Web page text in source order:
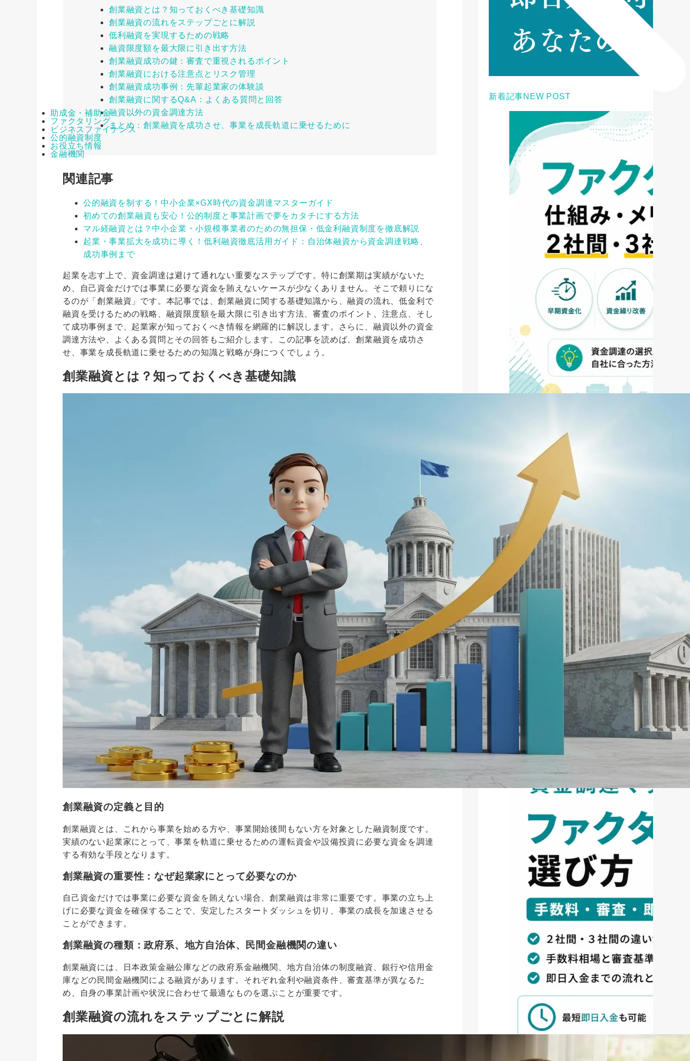
助成金・補助金
ファクタリング
ビジネスファイナンス
公的融資制度
お役立ち情報
金融機関
創業融資とは？知っておくべき基礎知識
創業融資の流れをステップごとに解説
低利融資を実現するための戦略
融資限度額を最大限に引き出す方法
創業融資成功の鍵：審査で重視されるポイント
創業融資における注意点とリスク管理
創業融資成功事例：先輩起業家の体験談
創業融資に関するQ&A：よくある質問と回答
融資以外の資金調達方法
まとめ：創業融資を成功させ、事業を成長軌道に乗せるために
関連記事
公的融資を制する！中小企業×GX時代の資金調達マスターガイド
初めての創業融資も安心！公的制度と事業計画で夢をカタチにする方法
マル経融資とは？中小企業・小規模事業者のための無担保・低金利融資制度を徹底解説
起業・事業拡大を成功に導く！低利融資徹底活用ガイド：自治体融資から資金調達戦略、
成功事例まで
起業を志す上で、資金調達は避けて通れない重要なステップです。特に創業期は実績がないた
め、自己資金だけでは事業に必要な資金を賄えないケースが少なくありません。そこで頼りにな
るのが「創業融資」です。本記事では、創業融資に関する基礎知識から、融資の流れ、低金利で
融資を受けるための戦略、融資限度額を最大限に引き出す方法、審査のポイント、注意点、そし
て成功事例まで、起業家が知っておくべき情報を網羅的に解説します。さらに、融資以外の資金
調達方法や、よくある質問とその回答もご紹介します。この記事を読めば、創業融資を成功さ
せ、事業を成長軌道に乗せるための知識と戦略が身につくでしょう。
創業融資とは？知っておくべき基礎知識
創業融資の定義と目的
創業融資とは、これから事業を始める方や、事業開始後間もない方を対象とした融資制度です。
実績のない起業家にとって、事業を軌道に乗せるための運転資金や設備投資に必要な資金を調達
する有効な手段となります。
創業融資の重要性：なぜ起業家にとって必要なのか
自己資金だけでは事業に必要な資金を賄えない場合、創業融資は非常に重要です。事業の立ち上
げに必要な資金を確保することで、安定したスタートダッシュを切り、事業の成長を加速させる
ことができます。
創業融資の種類：政府系、地方自治体、民間金融機関の違い
創業融資には、日本政策金融公庫などの政府系金融機関、地方自治体の制度融資、銀行や信用金
庫などの民間金融機関による融資があります。それぞれ金利や融資条件、審査基準が異なるた
め、自身の事業計画や状況に合わせて最適なものを選ぶことが重要です。
創業融資の流れをステップごとに解説
新着記事NEW POST
リット・注意点と...
2026年8月6日
ファクタリング
ペイトナーファクタリングの活用
法｜中小企業・個...